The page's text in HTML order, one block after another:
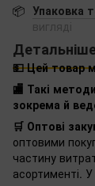
📦 Упаковка
вигляді
💵 Цей товар
🏬 Такі
зокрема й
🛒 Оптові
оптовими
частину
асортименті.